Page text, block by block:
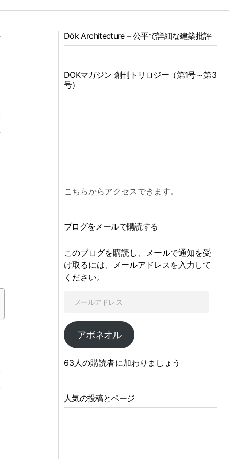
Dök Architecture – 公平で詳細な建築批評
DOKマガジン 創刊トリロジー（第1号～第3
号）
こちらからアクセスできます。
ブログをメールで購読する
このブログを購読し、メールで通知を受
け取るには、メールアドレスを入力して
ください。
アボネオル
63人の購読者に加わりましょう
人気の投稿とページ